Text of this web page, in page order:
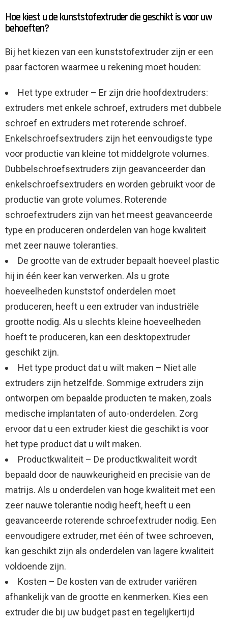
Hoe kiest u de kunststofextruder die geschikt is voor uw
behoeften?
Bij het kiezen van een kunststofextruder zijn er een
paar factoren waarmee u rekening moet houden:
Het type extruder – Er zijn drie hoofdextruders:
extruders met enkele schroef, extruders met dubbele
schroef en extruders met roterende schroef.
Enkelschroefsextruders zijn het eenvoudigste type
voor productie van kleine tot middelgrote volumes.
Dubbelschroefsextruders zijn geavanceerder dan
enkelschroefsextruders en worden gebruikt voor de
productie van grote volumes. Roterende
schroefextruders zijn van het meest geavanceerde
type en produceren onderdelen van hoge kwaliteit
met zeer nauwe toleranties.
De grootte van de extruder bepaalt hoeveel plastic
hij in één keer kan verwerken. Als u grote
hoeveelheden kunststof onderdelen moet
produceren, heeft u een extruder van industriële
grootte nodig. Als u slechts kleine hoeveelheden
hoeft te produceren, kan een desktopextruder
geschikt zijn.
Het type product dat u wilt maken – Niet alle
extruders zijn hetzelfde. Sommige extruders zijn
ontworpen om bepaalde producten te maken, zoals
medische implantaten of auto-onderdelen. Zorg
ervoor dat u een extruder kiest die geschikt is voor
het type product dat u wilt maken.
Productkwaliteit – De productkwaliteit wordt
bepaald door de nauwkeurigheid en precisie van de
matrijs. Als u onderdelen van hoge kwaliteit met een
zeer nauwe tolerantie nodig heeft, heeft u een
geavanceerde roterende schroefextruder nodig. Een
eenvoudigere extruder, met één of twee schroeven,
kan geschikt zijn als onderdelen van lagere kwaliteit
voldoende zijn.
Kosten – De kosten van de extruder variëren
afhankelijk van de grootte en kenmerken. Kies een
extruder die bij uw budget past en tegelijkertijd